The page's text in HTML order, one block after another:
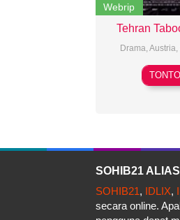
Webrip
Tehran
Drama Austria
Ali
SOHIB21
SOHIB21, IDLIX,
secara online.